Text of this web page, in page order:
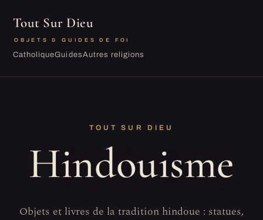
Tout Sur Dieu
OBJETS & GUIDES DE FOI
CatholiqueGuidesAutres religions
TOUT SUR DIEU
Hindouisme
Objets et livres de la tradition hindoue : statues,